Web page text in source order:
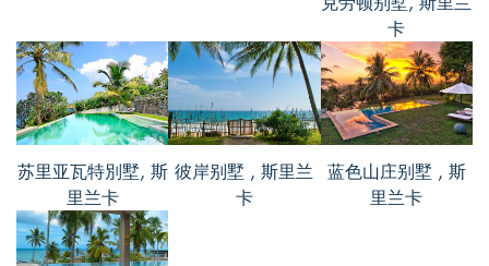
评价 Oct 26 2016
就是奔着别墅静谧这个特色去的，果然没
有让我失望。在别墅呆的这几天，感觉真
的好静，不仅是周围的宁静，心也跟着安
静下来了。别墅的花园里面的花卉很美
丽，到了晚上会有很多生物发出叫声，很
自然，天然的催眠曲，越是有动物在发出
声音，越是会感觉到四周的寂静～总之这
里是是安静的好去处。别墅内的工作人
卡
苏里亚瓦特別墅, 斯
里兰卡
彼岸别墅 , 斯里兰
卡
蓝色山庄别墅 , 斯
里兰卡